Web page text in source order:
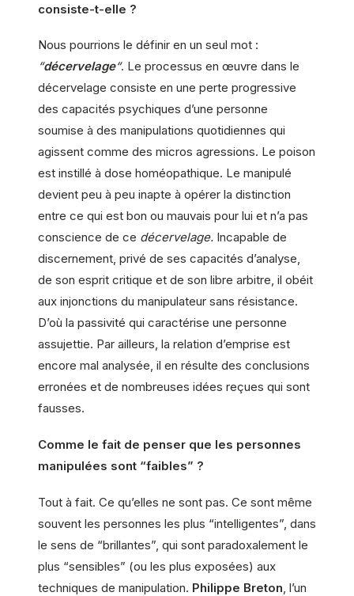
consiste-t-elle ?
Nous pourrions le définir en un seul mot :
“décervelage“. Le processus en œuvre dans le
décervelage consiste en une perte progressive
des capacités psychiques d’une personne
soumise à des manipulations quotidiennes qui
agissent comme des micros agressions. Le poison
est instillé à dose homéopathique. Le manipulé
devient peu à peu inapte à opérer la distinction
entre ce qui est bon ou mauvais pour lui et n’a pas
conscience de ce décervelage. Incapable de
discernement, privé de ses capacités d’analyse,
de son esprit critique et de son libre arbitre, il obéit
aux injonctions du manipulateur sans résistance.
D’où la passivité qui caractérise une personne
assujettie. Par ailleurs, la relation d’emprise est
encore mal analysée, il en résulte des conclusions
erronées et de nombreuses idées reçues qui sont
fausses.
Comme le fait de penser que les personnes
manipulées sont “faibles” ?
Tout à fait. Ce qu’elles ne sont pas. Ce sont même
souvent les personnes les plus “intelligentes”, dans
le sens de “brillantes”, qui sont paradoxalement le
plus “sensibles” (ou les plus exposées) aux
techniques de manipulation. Philippe Breton, l’un